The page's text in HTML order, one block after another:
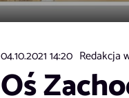
04.10.2021 14:20 Redakcja
Oś